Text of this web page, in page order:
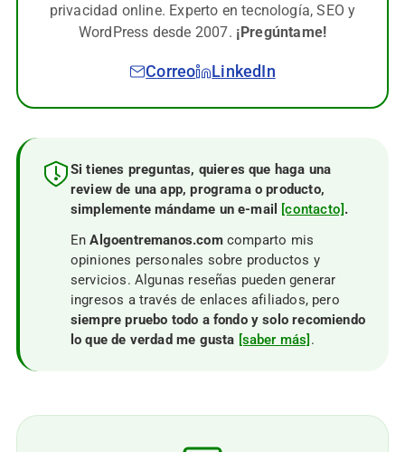
privacidad online. Experto en tecnología, SEO y
WordPress desde 2007. ¡Pregúntame!
Correo LinkedIn
Si tienes preguntas, quieres que haga una
review de una app, programa o producto,
simplemente mándame un e-mail [contacto].
EnAlgoentremanos.comcomparto mis
opiniones personales sobre productos y
servicios. Algunas reseñas pueden generar
ingresos a través de enlaces afiliados, pero
siempre pruebo todo a fondo y solo recomiendo
lo que de verdad me gusta [saber más] .